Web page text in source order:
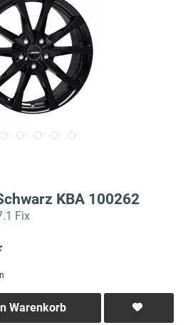
KBA 100262
Fix
Warenkorb